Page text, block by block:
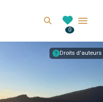
Search
0
Droits d'auteurs